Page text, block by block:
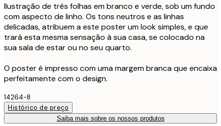
Ilustração de três folhas em branco e verde, sob um fundo
com aspecto de linho. Os tons neutros e as linhas
delicadas, atribuem a este poster um look simples, e que
trará esta mesma sensação à sua casa, se colocado na
sua sala de estar ou no seu quarto.
O poster é impresso com uma margem branca que encaixa
perfeitamente com o design.
14264-8
Histórico de preço
Saiba mais sobre os nossos produtos